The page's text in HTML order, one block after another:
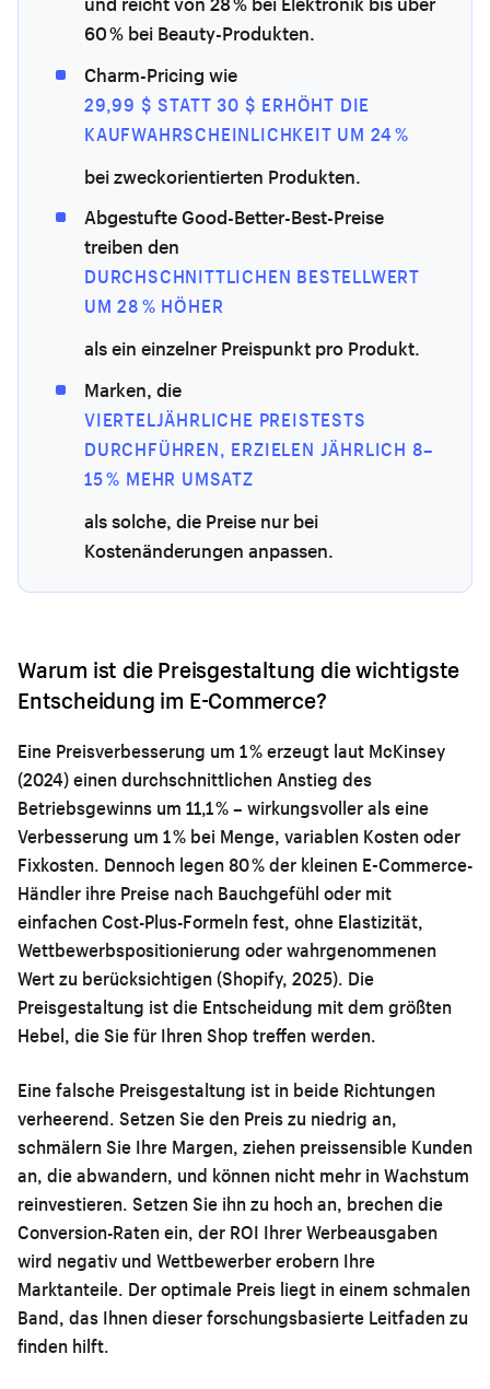
60 % bei Beauty-Produkten.
Charm-Pricing wie
29,99 $ STATT 30 $ ERHÖHT DIE
KAUFWAHRSCHEINLICHKEIT UM 24 %
bei zweckorientierten Produkten.
Abgestufte Good-Better-Best-Preise
treiben den
DURCHSCHNITTLICHEN BESTELLWERT
UM 28 % HÖHER
als ein einzelner Preispunkt pro Produkt.
Marken, die
VIERTELJÄHRLICHE PREISTESTS
DURCHFÜHREN, ERZIELEN JÄHRLICH 8–
15 % MEHR UMSATZ
als solche, die Preise nur bei
Kostenänderungen anpassen.
Warum ist die Preisgestaltung die wichtigste
Entscheidung im E-Commerce?
Eine Preisverbesserung um 1 % erzeugt laut McKinsey
(2024) einen durchschnittlichen Anstieg des
Betriebsgewinns um 11,1 % – wirkungsvoller als eine
Verbesserung um 1 % bei Menge, variablen Kosten oder
Fixkosten. Dennoch legen 80 % der kleinen E-Commerce-
Händler ihre Preise nach Bauchgefühl oder mit
einfachen Cost-Plus-Formeln fest, ohne Elastizität,
Wettbewerbspositionierung oder wahrgenommenen
Wert zu berücksichtigen (Shopify, 2025). Die
Preisgestaltung ist die Entscheidung mit dem größten
Hebel, die Sie für Ihren Shop treffen werden.
Eine falsche Preisgestaltung ist in beide Richtungen
verheerend. Setzen Sie den Preis zu niedrig an,
schmälern Sie Ihre Margen, ziehen preissensible Kunden
an, die abwandern, und können nicht mehr in Wachstum
reinvestieren. Setzen Sie ihn zu hoch an, brechen die
Conversion-Raten ein, der ROI Ihrer Werbeausgaben
wird negativ und Wettbewerber erobern Ihre
Marktanteile. Der optimale Preis liegt in einem schmalen
Band, das Ihnen dieser forschungsbasierte Leitfaden zu
finden hilft.